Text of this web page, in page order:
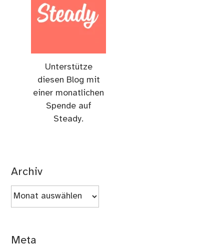
Unterstütze
diesen Blog mit
einer monatlichen
Spende auf
Steady.
Archiv
Archiv
Meta